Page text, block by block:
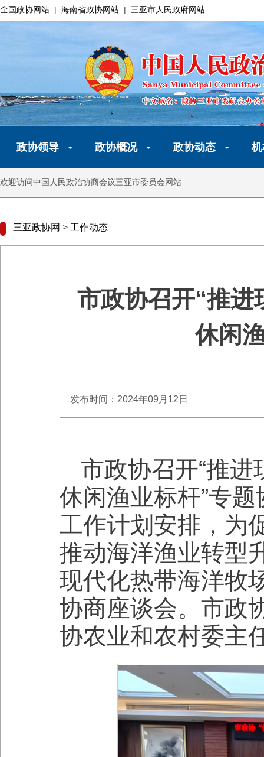
全国政协网站 | 海南省政协网站 | 三亚市人民政府网站
政协领导 政协概况 政协动态
欢迎访问中国人民政治协商会议三亚市委员会网站
三亚政协网 > 工作动态
市政协召开“推进
休闲
发布时间：2024年09月12日
市政协召开“推
休闲渔业标杆”专
工作计划安排，为
推动海洋渔业转型
现代化热带海洋牧
协商座谈会。市政
协农业和农村委主